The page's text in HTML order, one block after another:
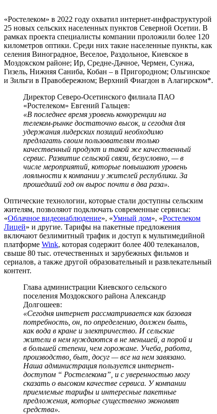
«Ростелеком» в 2022 году охватил интернет-инфраструктурой
25 новых сельских населенных пунктов Северной Осетии. В
рамках проекта специалисты компании проложили более 120
километров оптики. Среди них такие населенные пункты, как
селения Виноградное, Веселое, Раздольное, Киевское в
Моздокском районе; Ир, Средне-Дачное, Чермен, Сунжа,
Гизель, Нижняя Саниба, Кобан – в Пригородном; Ольгинское
и Зильги в Правобережном; Верхний Фиагдон в Алагирском*.
Директор Северо-Осетинского филиала ПАО
«Ростелеком» Евгений Гальцев:
«В последнее время уровень конкуренции на
телеком-рынке достаточно высок, и сегодня для
удержания лидерских позиций необходимо
предлагать своим пользователям только
качественный продукт и такой же качественный
сервис. Развитие сельской связи, безусловно, — в
числе мероприятий, которые повышают уровень
лояльности к компании у жителей республики. За
прошедший год он вырос почти в два раза».
Оптические технологии, которые стали доступны сельским
жителям, позволяют подключать современные сервисы:
«Облачное видеонаблюдение», «Умный дом», «Ростелеком
Лицей» и другие. Тарифы на пакетные предложения
включают безлимитный трафик и доступ к мультимедийной
платформе Wink, которая содержит более 400 телеканалов,
свыше 80 тыс. отечественных и зарубежных фильмов и
сериалов, а также другой образовательный и развлекательный
контент.
Глава администрации Киевского сельского
поселения Моздокского района Александр
Долгошеев:
«Сегодня интернет рассматривается как базовая
потребность, он, по определению, должен быть,
как вода в кране и электричество. И сельские
жители в нем нуждаются в не меньшей, а порой и
в большей степени, чем горожане. Учеба, работа,
производство, быт, досуг — все на нем завязано.
Наша администрация пользуется интернет-
доступом “ Ростелекома”, и с уверенностью могу
сказать о высоком качестве сервиса. У компании
приемлемые тарифы и интересные пакетные
предложения, которые существенно экономят
средства».